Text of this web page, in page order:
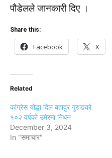
पौडेलले जानकारी दिए ।
Share this:
Facebook X
Related
कांग्रेस योद्धा दिल बहादुर गुरुङको
१०२ वर्षको उमेरमा निधन
December 3, 2024
In "समाचार"